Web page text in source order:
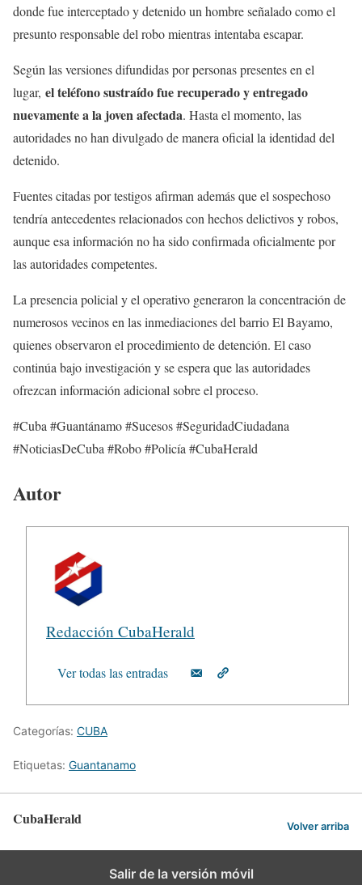
donde fue interceptado y detenido un hombre señalado como el
presunto responsable del robo mientras intentaba escapar.
Según las versiones difundidas por personas presentes en el
lugar, el teléfono sustraído fue recuperado y entregado
nuevamente a la joven afectada. Hasta el momento, las
autoridades no han divulgado de manera oficial la identidad del
detenido.
Fuentes citadas por testigos afirman además que el sospechoso
tendría antecedentes relacionados con hechos delictivos y robos,
aunque esa información no ha sido confirmada oficialmente por
las autoridades competentes.
La presencia policial y el operativo generaron la concentración de
numerosos vecinos en las inmediaciones del barrio El Bayamo,
quienes observaron el procedimiento de detención. El caso
continúa bajo investigación y se espera que las autoridades
ofrezcan información adicional sobre el proceso.
#Cuba #Guantánamo #Sucesos #SeguridadCiudadana
#NoticiasDeCuba #Robo #Policía #CubaHerald
Autor
Redacción CubaHerald
Ver todas las entradas
Categorías: CUBA
Etiquetas: Guantanamo
CubaHerald Volver arriba
Salir de la versión móvil